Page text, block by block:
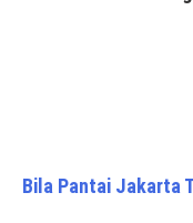
Bila Pantai Jakarta